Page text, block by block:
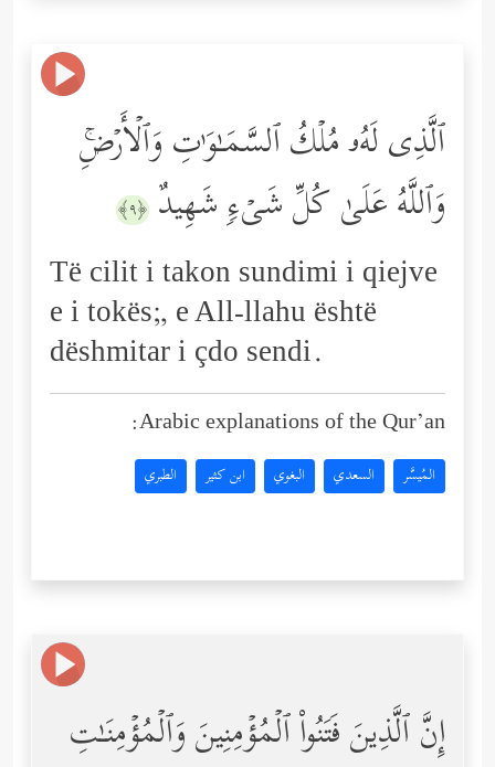
ٱلَّذِی لَهُۥ مُلۡكُ ٱلسَّمَـٰوَ ٰ⁠تِ وَٱلۡأَرۡضِۚ
وَٱللَّهُ عَلَىٰ كُلِّ شَیۡءࣲ شَهِیدٌ ﴿٩﴾
Të cilit i takon sundimi i qiejve
e i tokës;, e All-llahu është
dëshmitar i çdo sendi.
Arabic explanations of the Qur’an:
المُيسَّر السعدي البغوي ابن كثير الطبري
إِنَّ ٱلَّذِینَ فَتَنُواْ ٱلۡمُؤۡمِنِینَ وَٱلۡمُؤۡمِنَـٰتِ